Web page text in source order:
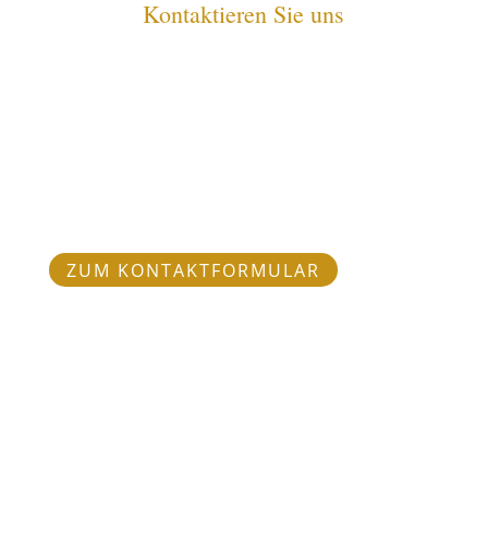
Kontaktieren Sie uns
ZUM KONTAKTFORMULAR